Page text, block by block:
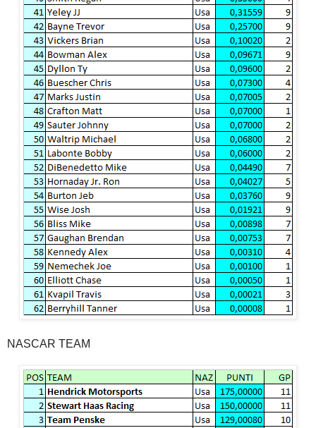
NASCAR TEAM